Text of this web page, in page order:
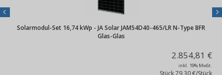
Solarmodul-Set 16,74 kWp - JA Solar JAM54D40-465/LR N-Type BFR
Glas-Glas
2.854,81 €
inkl. 19% MwSt.
Stück79,30 €/Stück